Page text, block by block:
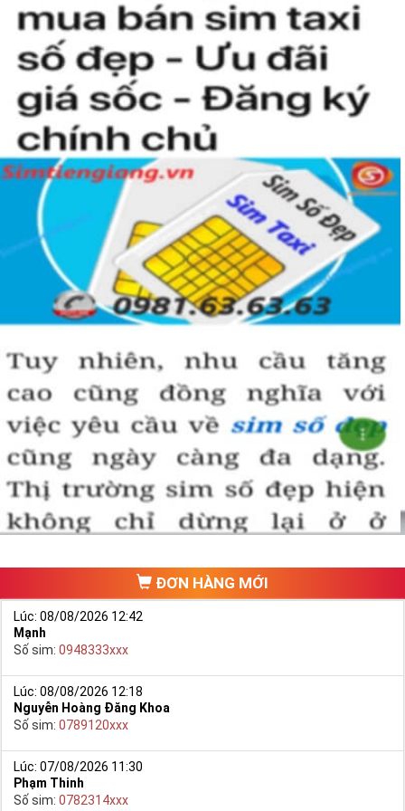
kiện để sở hữu một sim tứ quý 2 này, bởi vậy chỉ cần nhìn vào
người khác cũng sẽ biết được vị trí của bạn trong xã hội là như thế
nào rồi?
Hướng dẫn mua Sim Tứ Quý 2 tại
Simtiengiang.vn.
Sim Tiền Giang là đơn vị cung cấp
Tứ Quý, sim giá rẻ uy
tín chất lượng.
Chọn mua sim số đẹp thường mất nhiều thời gian ở khoản lựa số,
một số phải vừa đẹp, vừa tốt về phong thủy thì mới là sim hoàn
hảo. Vậy phải làm sao?
- Cách nhanh nhất để chọn mua được Sim Tứ Quý 2 là bạn vào
trang chủ của Sim Tiền Giang, chọn mục “
Sim giảm giá
“ ở ngay đầu
trang chủ. Đây là danh sách sim được đại lý giảm giá vì một số lý
Ngoài ra quý khách chưa ưng ý về Sim Tứ Quý 2 có cũng thể tham
khảo thêm Sim Vinaphone,Sim Gmobile, Sim Tứ Quý Giữa
ĐƠN HÀNG MỚI
Lúc: 08/08/2026 12:42
Mạnh
Số sim: 0948333xxx
Lúc: 08/08/2026 12:18
Nguyễn Hoàng Đăng Khoa
Số sim: 0789120xxx
Lúc: 07/08/2026 11:30
Phạm Thinh
Số sim: 0782314xxx